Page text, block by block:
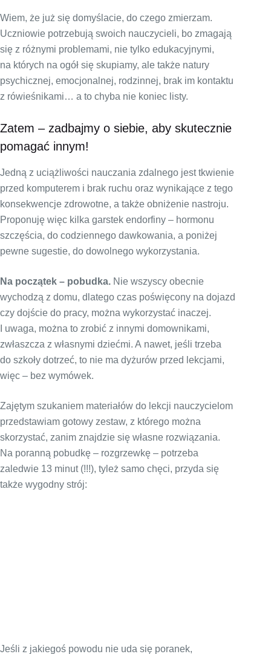
Wiem, że już się domyślacie, do czego zmierzam.
Uczniowie potrzebują swoich nauczycieli, bo zmagają
się z różnymi problemami, nie tylko edukacyjnymi,
na których na ogół się skupiamy, ale także natury
psychicznej, emocjonalnej, rodzinnej, brak im kontaktu
z rówieśnikami… a to chyba nie koniec listy.
Zatem – zadbajmy o siebie, aby skutecznie
pomagać innym!
Jedną z uciążliwości nauczania zdalnego jest tkwienie
przed komputerem i brak ruchu oraz wynikające z tego
konsekwencje zdrowotne, a także obniżenie nastroju.
Proponuję więc kilka garstek endorfiny – hormonu
szczęścia, do codziennego dawkowania, a poniżej
pewne sugestie, do dowolnego wykorzystania.
Na początek – pobudka. Nie wszyscy obecnie
wychodzą z domu, dlatego czas poświęcony na dojazd
czy dojście do pracy, można wykorzystać inaczej.
I uwaga, można to zrobić z innymi domownikami,
zwłaszcza z własnymi dziećmi. A nawet, jeśli trzeba
do szkoły dotrzeć, to nie ma dyżurów przed lekcjami,
więc – bez wymówek.
Zajętym szukaniem materiałów do lekcji nauczycielom
przedstawiam gotowy zestaw, z którego można
skorzystać, zanim znajdzie się własne rozwiązania.
Na poranną pobudkę – rozgrzewkę – potrzeba
zaledwie 13 minut (!!!), tyleż samo chęci, przyda się
także wygodny strój:
Jeśli z jakiegoś powodu nie uda się poranek,